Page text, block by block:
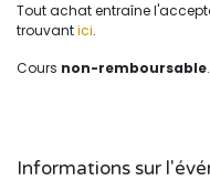
Tout achat entraîne
trouvantici.
Cours non-remboursable.
Informations sur